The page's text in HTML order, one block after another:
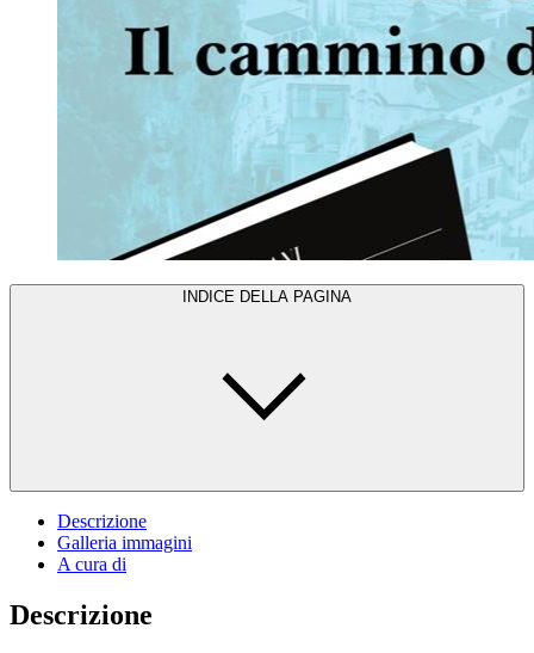
INDICE DELLA PAGINA
Descrizione
Galleria immagini
A cura di
Descrizione